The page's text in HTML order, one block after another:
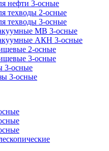
нефти 3-осные
техводы 2-осные
техводы 3-осные
МВ 3-осные
АКН 3-осные
2-осные
3-осные
3-осные
3-осные